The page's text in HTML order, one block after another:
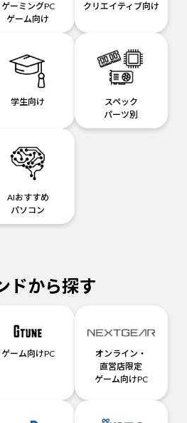
ゲーミングPC
ゲーム向け
クリエイティブ向け
学生向け
スペック
パーツ別
AIおすすめ
パソコン
ドから探す
ゲーム向けPC
オンライン・
直営店限定
ゲーム向けPC